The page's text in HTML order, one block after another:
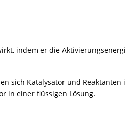
indem er die
sich Katalysator und Reaktanten
in einer flüssigen Lösung.